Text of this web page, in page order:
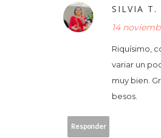
SILVIA T.
14
Riquísimo,
variar un
muy bien.
besos.
Responder